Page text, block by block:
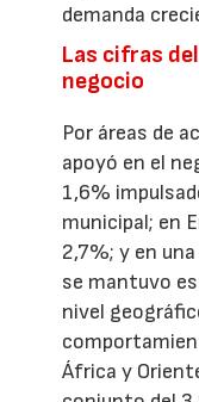
demanda
Las cifras
negocio
Por áreas de
apoyó en el
1,6%
municipal; en
2,7%; y en
se mantuvo
nivel
África y